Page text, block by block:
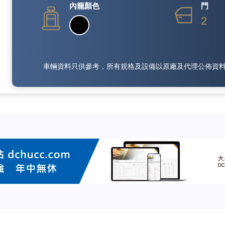
內籠顏色 門
2
車輛資料只供參考，所有規格及設備以原廠及代理公佈資